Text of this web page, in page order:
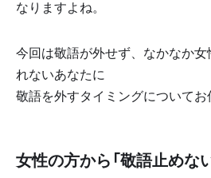
なりますよね。
今回は敬語が外せず、なかなか
れないあなたに
敬語を外すタイミングについてお
女性の方から「敬語止めな